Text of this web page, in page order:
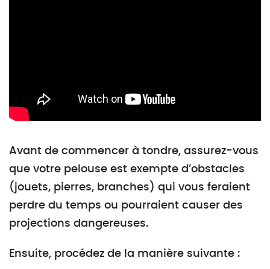
Avant de commencer à tondre, assurez-vous
que votre pelouse est exempte d’obstacles
(jouets, pierres, branches) qui vous feraient
perdre du temps ou pourraient causer des
projections dangereuses.
Ensuite, procédez de la manière suivante :